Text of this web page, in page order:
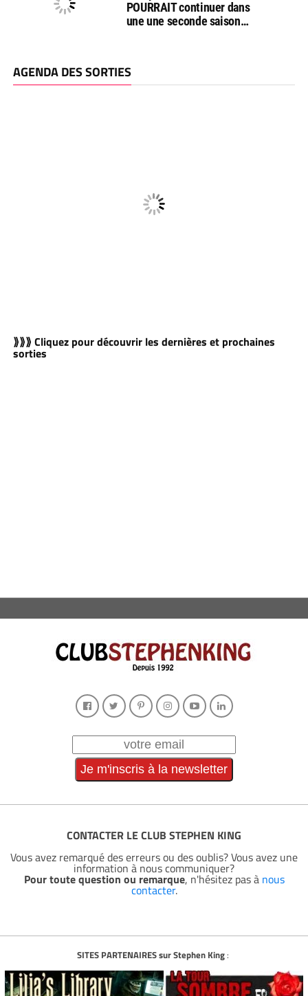
POURRAIT continuer dans
une une seconde saison…
AGENDA DES SORTIES
⟫⟫⟫ Cliquez pour découvrir les dernières et prochaines
sorties
CONTACTER LE CLUB STEPHEN KING
Vous avez remarqué des erreurs ou des oublis? Vous avez une
information à nous communiquer?
Pour toute question ou remarque, n'hésitez pas à nous
contacter.
SITES PARTENAIRES sur Stephen King: